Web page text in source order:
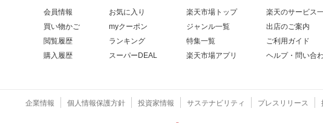
会員情報
買い物かご
閲覧履歴
購入履歴
お気に入り
myクーポン
ランキング
スーパーDEAL
楽天市場トップ
ジャンル一覧
特集一覧
楽天市場アプリ
楽天のサービス
出店のご案内
ご利用ガイド
ヘルプ・問い合
企業情報 個人情報保護方針 投資家情報 サステナビリティ プレスリリース